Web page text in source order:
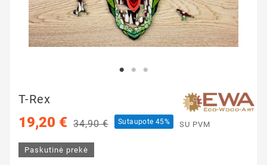
T-Rex
19,20 € 34,90 € Sutaupote 45% SU PVM
Paskutinė prekė